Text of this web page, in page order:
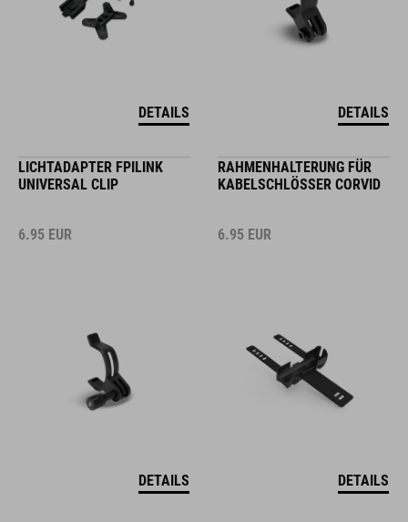
DETAILS DETAILS
LICHTADAPTER FPILINK
UNIVERSAL CLIP
6.95 EUR
DETAILS
RAHMENHALTERUNG FÜR
KABELSCHLÖSSER CORVID
6.95 EUR
DETAILS